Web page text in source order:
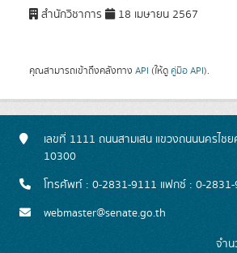
สำนักวิชาการ
18 เมษายน 2567
คุณสามารถเข้าถึงคลังทาง API (ให้ดู คู่มือ API).
เลขที่ 1111 ถนนสามเสน แขวงถนนนครไช
10300
โทรศัพท์ : 0-2831-9111 แฟกซ์ : 0-
webmaster@senate.go.th
จำน